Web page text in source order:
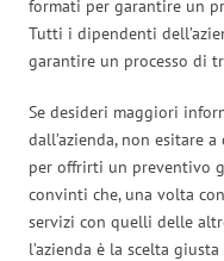
formati per garantire un
Tutti i dipendenti
garantire un processo di
Se desideri maggiori
dall’azienda, non esitare
per offrirti un preventivo
convinti che, una volta
servizi con quelli delle
l’azienda è la scelta